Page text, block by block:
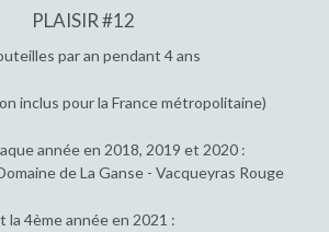
PLAISIR #12
par an pendant 4 ans
inclus pour la France métropolitaine)
année en 2018, 2019 et 2020 :
de La Ganse - Vacqueyras Rouge
la 4ème année en 2021 :